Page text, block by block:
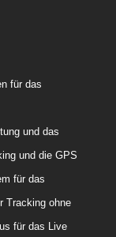
für das
und das
und die GPS
für das
Tracking ohne
für das Live